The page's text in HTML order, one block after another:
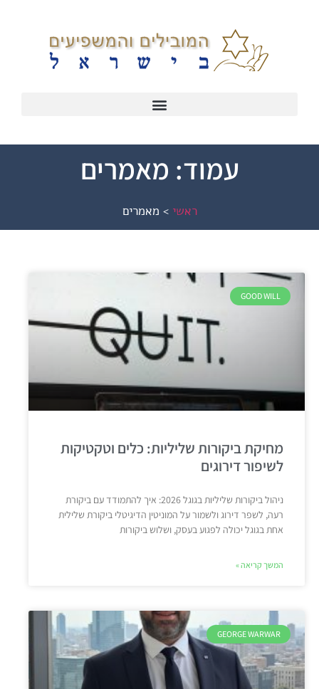
עמוד: מאמרים
ראשי > מאמרים
GOOD WILL
מחיקת ביקורות שליליות: כלים וטקטיקות
לשיפור דירוגים
ניהול ביקורות שליליות בגוגל 2026: איך להתמודד עם ביקורת
רעה, לשפר דירוג ולשמור על המוניטין הדיגיטלי ביקורת שלילית
אחת בגוגל יכולה לפגוע בעסק, ושלוש ביקורות
המשך קריאה »
GEORGE WARWAR